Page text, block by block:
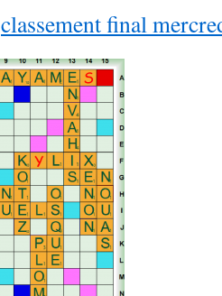
classement final